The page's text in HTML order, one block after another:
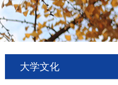
大学文化